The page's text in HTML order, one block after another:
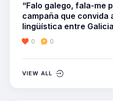
“Falo galego, fala-me
campaña que
lingüística entre
0 0
VIEW ALL